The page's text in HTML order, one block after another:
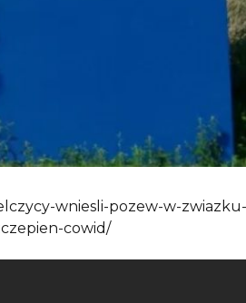
wniesli-pozew-w-zwiazku-
cowid/